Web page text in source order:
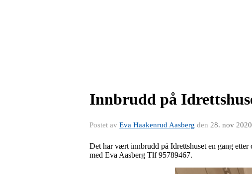
Innbrudd på
Postet av Eva Haakenrud Aasberg den 28. nov 2020
Det har vært innbrudd på Idrettshuset en gang etter
med Eva Aasberg Tlf 95789467.